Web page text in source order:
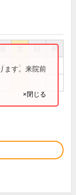
祝
●ます。来院前
×閉じる